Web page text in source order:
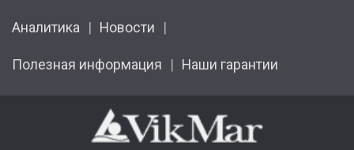
Аналитика Новости
Полезная информация Наши гарантии